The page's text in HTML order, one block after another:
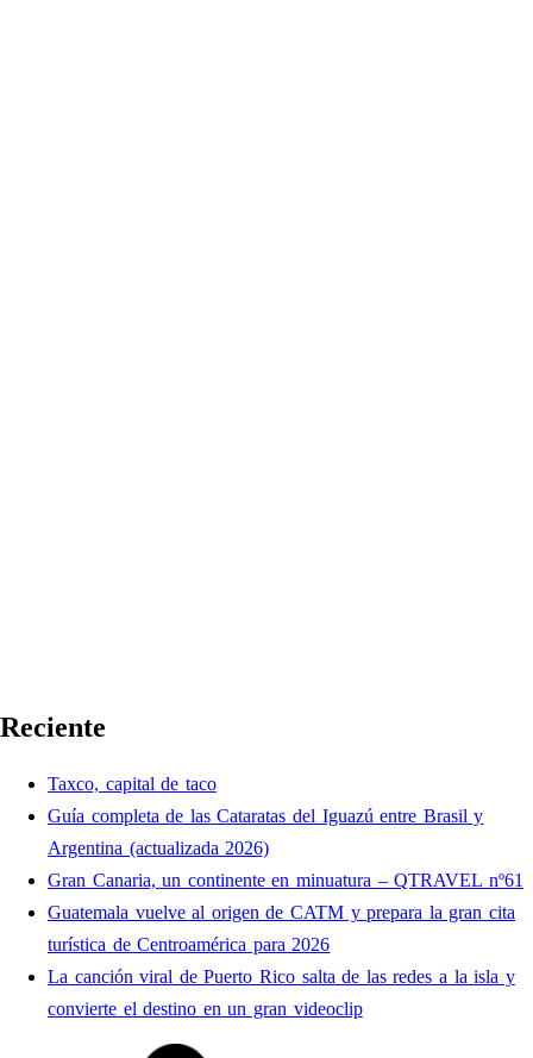
Reciente
Taxco, capital de taco
Guía completa de las Cataratas del Iguazú entre Brasil y
Argentina (actualizada 2026)
Gran Canaria, un continente en minuatura – QTRAVEL nº61
Guatemala vuelve al origen de CATM y prepara la gran cita
turística de Centroamérica para 2026
La canción viral de Puerto Rico salta de las redes a la isla y
convierte el destino en un gran videoclip